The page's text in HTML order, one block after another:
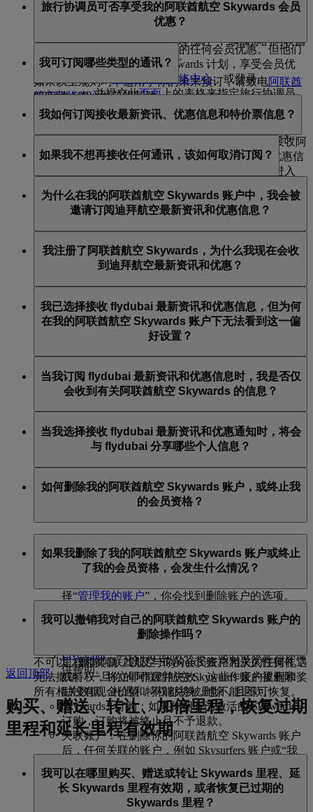
Skywards 账户的姓名不符，如“Will”和“William”。
您的阿联酋航空 Skywards 会员编号未与预订相
连。如需更新，请在“管理预订”中添加你的阿联酋
航空 Skywards 会员编号。
如果以上规则均不适用于你的未来预订，请致电阿联酋
航空联络中心以获得帮助。
访问会员账户并获取相关信息
阿联酋航空联络中心，或登录
emirates.com 并提交此页面上的表格来指定旅行协调员。
如需了解更多关于指定旅行协调员的条款与细则的信
息，请访问我们的计划规则并参阅第 4 节：账户管理。
在线登录你的账户。
旅行协调员可否享受我的阿联酋航空 Skywards 会员
优惠？
旅行协调员不可享受您账户中的任何会员优惠。但他们
可以随时加入阿联酋航空 Skywards 计划，享受会员优
我可订阅哪些类型的通讯？
flydubai 最新资讯和优惠信息
我如何订阅接收最新资讯、优惠信息和特价票信息？
你可以在注册阿联酋航空 Skywards 计划时，订阅接收阿
联酋航空、Skywards 和/或 flydubai 的最新资讯和优惠信
息；也可以在之后随时登录你的 Skywards 账户，进入
网站上更新你的 flydubai 通讯订阅。
如果我不想再接收任何通讯，该如何取消订阅？
阿联酋航空电子邮件底部的“取消订阅”链接；更新你的
阿联酋航空 Skywards 账户偏好设置；或通过 Live Chat
为什么在我的阿联酋航空 Skywards 账户中，我会被
邀请订阅迪拜航空最新资讯和优惠信息？
的忠诚度计划；因此，你可选择接收来自阿联酋航空和
迪拜航空的航空最新资讯和优惠信息。
我注册了阿联酋航空 Skywards，为什么我现在会收
到迪拜航空最新资讯和优惠？
空、阿联酋航空 Skywards 和/或迪拜航空最新资讯和优
惠信息。你的通讯偏好也随之更新。
我已选择接收 flydubai 最新资讯和优惠信息，但为何
在我的阿联酋航空 Skywards 账户下无法看到这一偏
好设置？
Skywards 会员编号，或者你提供的姓名与你阿联酋航空
Skywards 账户上的姓名不相符。请登录你的阿联酋航空
当我订阅 flydubai 最新资讯和优惠信息时，我是否仅
会收到有关阿联酋航空 Skywards 的信息？
自 flydubai 和 flydubai Holidays 的促销活动信息。
当我选择接收 flydubai 最新资讯和优惠通知时，将会
与 flydubai 分享哪些个人信息？
你接收此类通讯。flydubai 将负责按照 flydubai 隐私政
处理你的个人信息。
如何删除我的阿联酋航空 Skywards 账户，或终止我
的会员资格？
户或终止会员资格：
择“管理我的账户”，你会找到删除账户的选项。
上角的三个点，选择“编辑个人资料”，你会看到删
除账户的选项。
Live Chat：与我们的团队联系，他们很乐意为你提
供帮助。
如果我删除了我的阿联酋航空 Skywards 账户或终止
了我的会员资格，会发生什么情况？
的会员资格，请注意以下事项：
里程和奖励，以及与你的会员资格相关的任何礼遇
或特权，将立即作废并失效。这些作废的里程和奖
励没有现金价值，不能兑换，也不能退款。
Skywards+ 订购：如果你拥有已激活的 Skywards+
订购，订购将被终止且不予退款。
关联账户：在删除你的阿联酋航空 Skywards 账户
后，任何关联的账户，例如 Skysurfers 账户或“我
的家庭”账户（如果你是家庭主会员），都将自动
终止或取消关联。
商务奖励账户：对于使用阿联酋航空 Skywards 账
户凭证注册的任何商务奖励账户，将无法再使用这
我可以撤销我对自己的阿联酋航空 Skywards 账户的
删除操作吗？
不可以，删除阿联酋航空 Skywards 账户为永久性操作，
无法撤销。一旦你的阿联酋航空 Skywards 账户被删除，
所有相关数据、礼遇和特权都将被删除，且不可恢复。
返回顶部
购买、赠送、转让、加倍里程，恢复过期
里程和延长里程有效期
我可以在哪里购买、赠送或转让 Skywards 里程、延
长 Skywards 里程有效期，或者恢复已过期的
Skywards 里程？